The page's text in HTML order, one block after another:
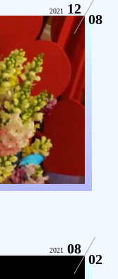
2021 12
08
2021 08
02